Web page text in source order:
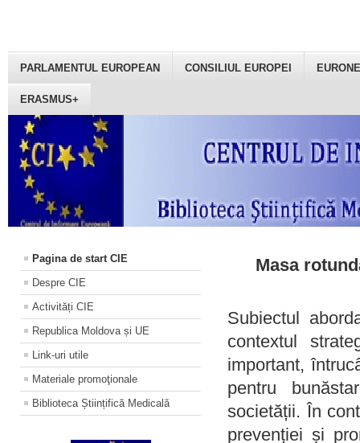
PARLAMENTUL EUROPEAN CONSILIUL EUROPEI
ERASMUS+
Pagina de start CIE
Despre CIE
Activități CIE
Republica Moldova și UE
Link-uri utile
Materiale promoţionale
Biblioteca Științifică Medicală
Masa
Subiectul
contextul
important,
pentru
societății. În
prevenției și